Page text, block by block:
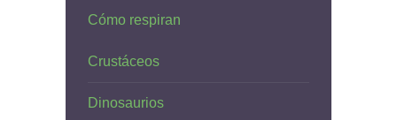
Cómo respiran
Crustáceos
Dinosaurios